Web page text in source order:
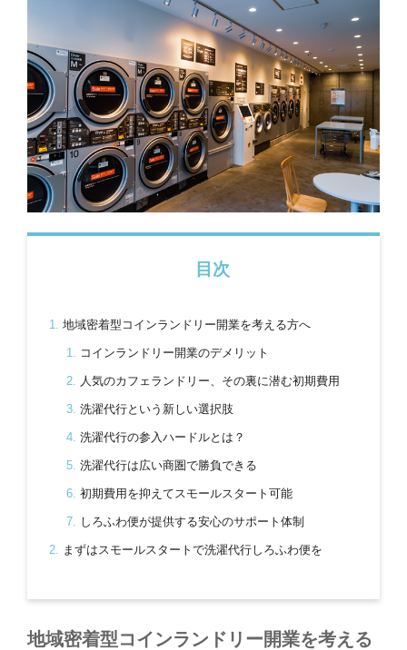
目次
地域密着型コインランドリー開業を考える方へ
コインランドリー開業のデメリット
人気のカフェランドリー、その裏に潜む初期費用
洗濯代行という新しい選択肢
洗濯代行の参入ハードルとは？
洗濯代行は広い商圏で勝負できる
初期費用を抑えてスモールスタート可能
しろふわ便が提供する安心のサポート体制
まずはスモールスタートで洗濯代行しろふわ便を
地域密着型コインランドリー開業を考える